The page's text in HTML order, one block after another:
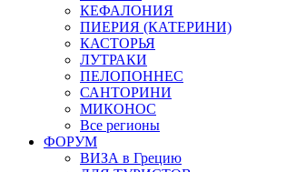
КЕФАЛОНИЯ
ПИЕРИЯ (КАТЕРИНИ)
КАСТОРЬЯ
ЛУТРАКИ
ПЕЛОПОННЕС
САНТОРИНИ
МИКОНОС
Все регионы
ФОРУМ
ВИЗА в Грецию